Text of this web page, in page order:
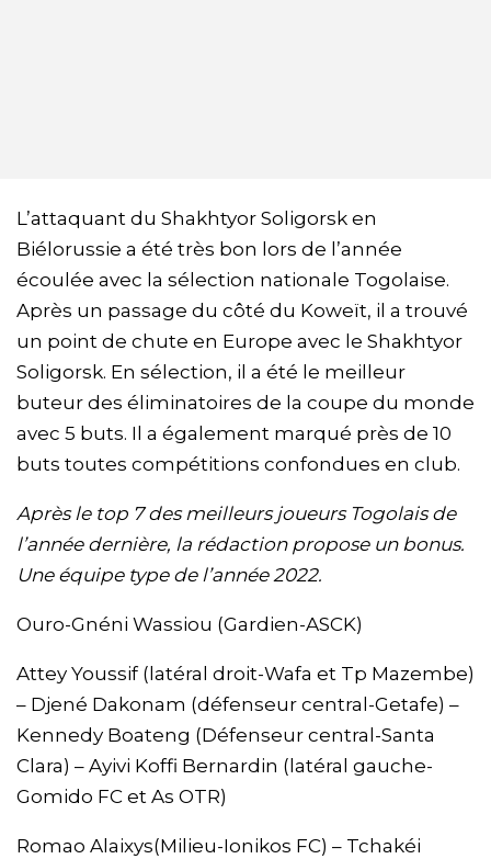
L’attaquant du Shakhtyor Soligorsk en
Biélorussie a été très bon lors de l’année
écoulée avec la sélection nationale Togolaise.
Après un passage du côté du Koweït, il a trouvé
un point de chute en Europe avec le Shakhtyor
Soligorsk. En sélection, il a été le meilleur
buteur des éliminatoires de la coupe du monde
avec 5 buts. Il a également marqué près de 10
buts toutes compétitions confondues en club.
Après le top 7 des meilleurs joueurs Togolais de
l’année dernière, la rédaction propose un bonus.
Une équipe type de l’année 2022.
Ouro-Gnéni Wassiou (Gardien-ASCK)
Attey Youssif (latéral droit-Wafa et Tp Mazembe)
– Djené Dakonam (défenseur central-Getafe) –
Kennedy Boateng (Défenseur central-Santa
Clara) – Ayivi Koffi Bernardin (latéral gauche-
Gomido FC et As OTR)
Romao Alaixys(Milieu-Ionikos FC) – Tchakéi